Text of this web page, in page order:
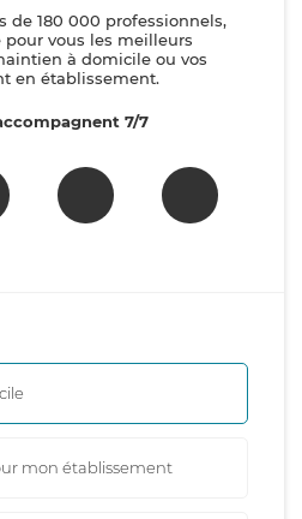
de 180 000 professionnels,
pour vous les meilleurs
à domicile ou vos
en établissement.
7/7
mon établissement